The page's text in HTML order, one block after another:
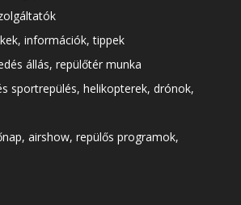
információk, tippek
állás, repülőtér munka
sportrepülés, helikopterek, drónok,
airshow, repülős programok,